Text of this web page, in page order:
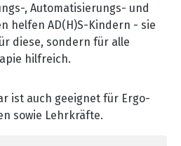
, Automatisierungs- und
helfen AD(H)S-Kindern - sie
diese, sondern für alle
hilfreich.
ist auch geeignet für Ergo-
sowie Lehrkräfte.